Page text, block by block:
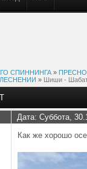
СПИННИНГА »
» Шиши -
Дата: Суббота,
Как же xорошо